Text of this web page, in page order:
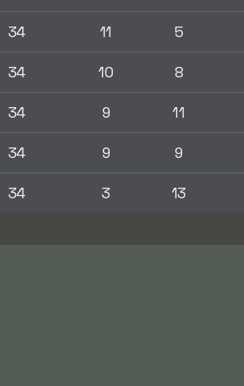
34 11 5
34 10 8
34 9 11
34 9 9
34 3 13